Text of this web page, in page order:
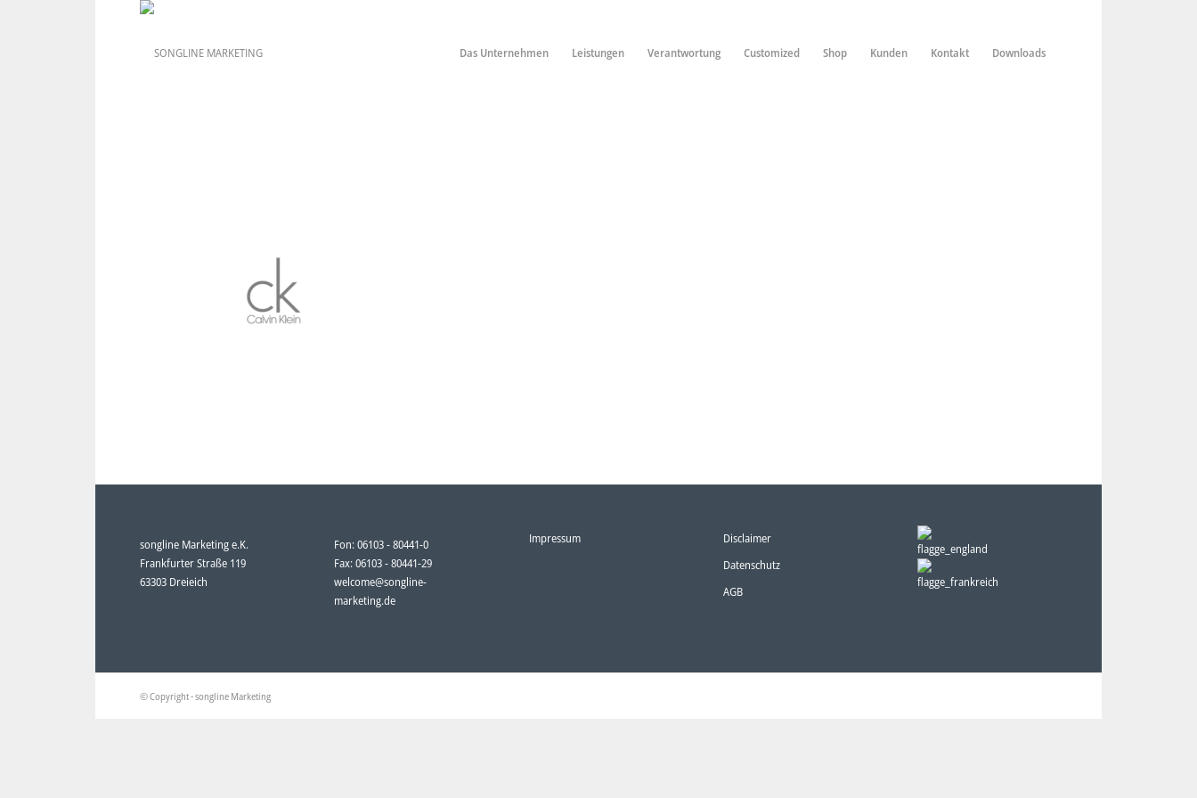
Das Unternehmen Leistungen Verantwortung Customized Shop Kunden Kontakt Downloads
songline Marketing e.K.
Frankfurter Straße 119
63303 Dreieich
Fon: 06103 - 80441-0
Fax: 06103 - 80441-29
welcome@songline-
marketing.de
Impressum
Disclaimer
Datenschutz
AGB
© Copyright - songline Marketing